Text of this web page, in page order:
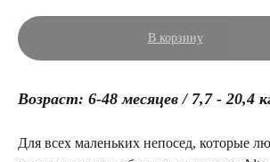
В корзину
Возраст: 6-48 месяцев / 7,7 - 20,4
Для всех маленьких непосед, которые